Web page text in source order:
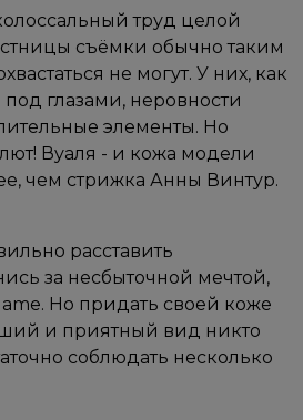
труд целой
съёмки обычно таким
не могут. У них, как
под глазами, неровности
элементы. Но
Вуаля - и кожа модели
чем стрижка Анны Винтур.
расставить
за несбыточной мечтой,
Но придать своей коже
и приятный вид никто
соблюдать несколько